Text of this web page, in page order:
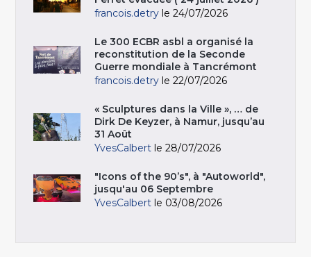
francois.detry le 24/07/2026
Le 300 ECBR asbl a organisé la
reconstitution de la Seconde
Guerre mondiale à Tancrémont
francois.detry le 22/07/2026
« Sculptures dans la Ville », … de
Dirk De Keyzer, à Namur, jusqu’au
31 Août
YvesCalbert le 28/07/2026
"Icons of the 90’s", à "Autoworld",
jusqu'au 06 Septembre
YvesCalbert le 03/08/2026